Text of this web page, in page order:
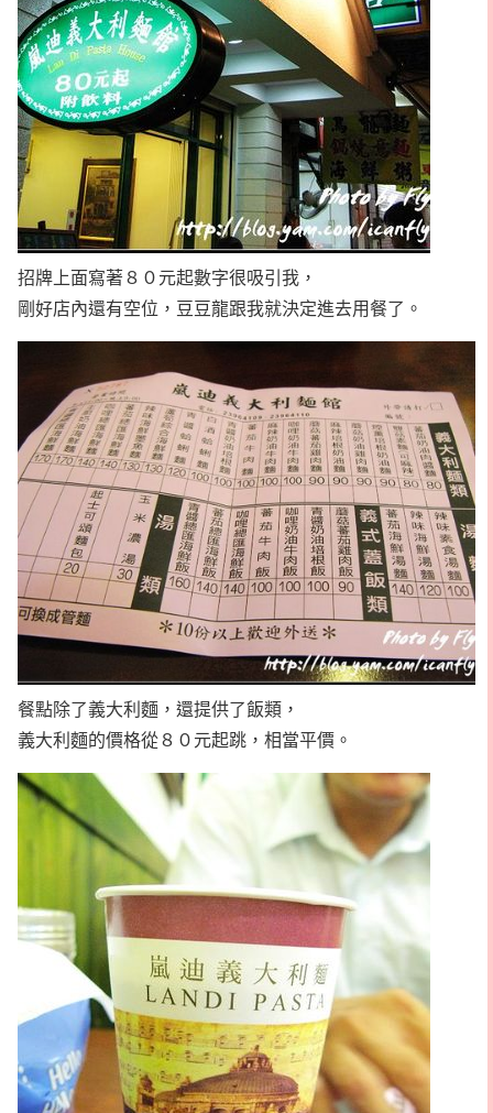
招牌上面寫著８０元起數字很吸引我，
剛好店內還有空位，豆豆龍跟我就決定進去用餐了。
餐點除了義大利麵，還提供了飯類，
義大利麵的價格從８０元起跳，相當平價。